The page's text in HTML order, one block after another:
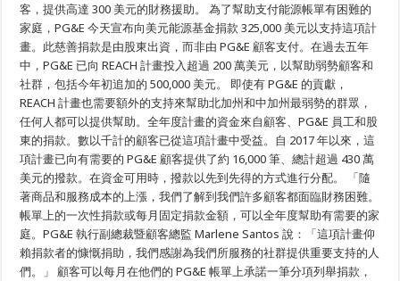
源
禮
物
送
給
有
需
要
的
人
客，提供高達 300 美元的財務援助。 為了幫助支付能源帳單有困難的
家庭，PG&E 今天宣布向美元能源基金捐款 325,000 美元以支持這項計
畫。此慈善捐款是由股東出資，而非由 PG&E 顧客支付。在過去五年
中，PG&E 已向 REACH 計畫投入超過 200 萬美元，以幫助弱勢顧客和
社群，包括今年初追加的 500,000 美元。 即使有 PG&E 的貢獻，
REACH 計畫也需要額外的支持來幫助北加州和中加州最弱勢的群眾，
任何人都可以提供幫助。全年度計畫的資金來自顧客、PG&E 員工和股
東的捐款。數以千計的顧客已從這項計畫中受益。自 2017 年以來，這
項計畫已向有需要的 PG&E 顧客提供了約 16,000 筆、總計超過 430 萬
美元的撥款。在資金可用時，撥款以先到先得的方式進行分配。 「隨
著商品和服務成本的上漲，我們了解到我們許多顧客都面臨財務困難。
帳單上的一次性捐款或每月固定捐款金額，可以全年度幫助有需要的家
庭。PG&E 執行副總裁暨顧客總監 Marlene Santos 說：「這項計畫仰
賴捐款者的慷慨捐助，我們感謝為我們所服務的社群提供重要支持的人
們。」 顧客可以每月在他們的 PG&E 帳單上承諾一筆分項列舉捐款，